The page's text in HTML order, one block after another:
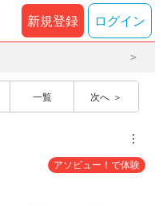
新規登録 ログイン
一覧 次へ
︙
アソビュー！で体験